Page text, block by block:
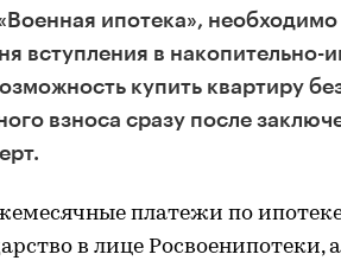
ипотека»,
вступления в накопительно-
купить квартиру
взноса сразу после
платежи по
в лице Росвоенипотеки,